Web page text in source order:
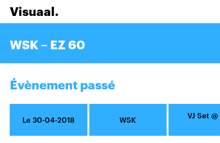
Visuaal.
WSK – EZ 60
Évènement passé
Le 30-04-2018 WSK VJ Set @